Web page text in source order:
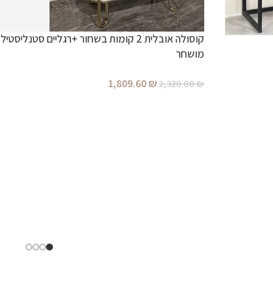
קוסולה אובלית 2 קומות בשחור +רגליים סטנליסטיל
מושחר
2,320.00₪
1,809.60₪